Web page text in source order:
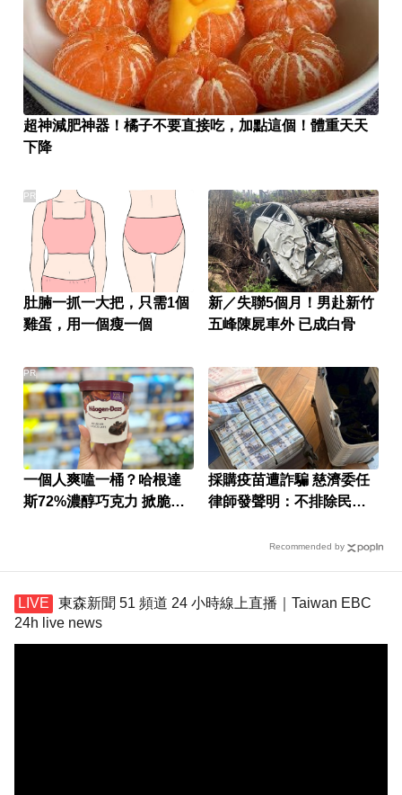
超神減肥神器！橘子不要直接吃，加點這個！體重天天
下降
肚腩一抓一大把，只需1個
雞蛋，用一個瘦一個
PR
新／失聯5個月！男赴新竹
五峰陳屍車外 已成白骨
一個人爽嗑一桶？哈根達
斯72%濃醇巧克力 掀脆友
PR
採購疫苗遭詐騙 慈濟委任
律師發聲明：不排除民事
Recommended by
東森新聞 51 頻道 24 小時線上直播｜Taiwan EBC
24h live news